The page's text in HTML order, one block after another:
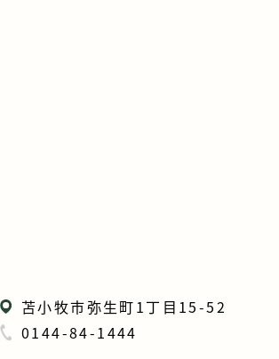
苫小牧市弥生町1丁目15-52
0144-84-1444